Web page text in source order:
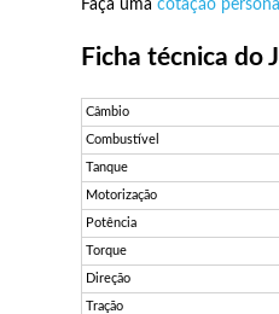
Faça umacotação
Ficha técnica do
Câmbio
Combustível
Tanque
Motorização
Potência
Torque
Direção
Tração